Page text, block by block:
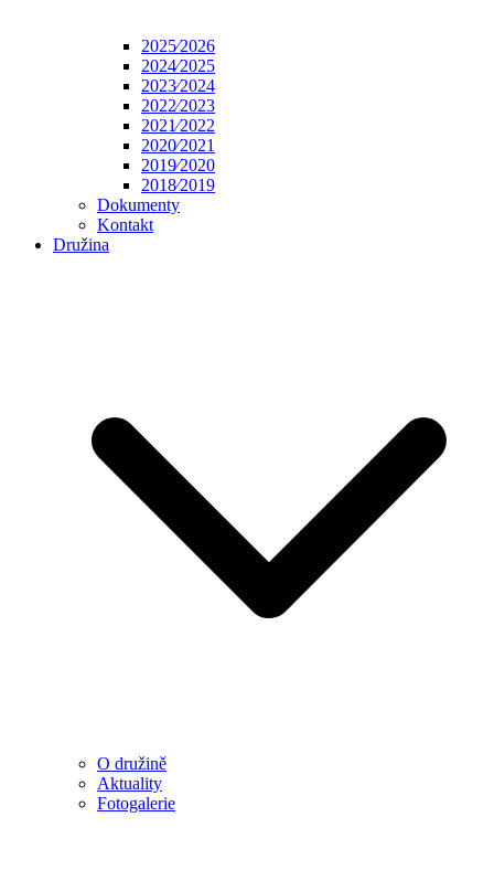
2025⁄2026
2024⁄2025
2023⁄2024
2022⁄2023
2021⁄2022
2020⁄2021
2019⁄2020
2018⁄2019
Dokumenty
Kontakt
Družina
O družině
Aktuality
Fotogalerie